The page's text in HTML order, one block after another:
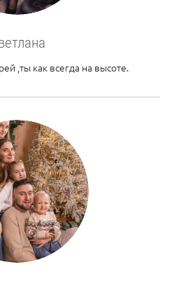
,ты как всегда на высоте.